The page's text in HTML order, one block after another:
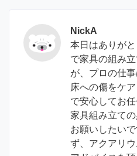
NickA
本日はありが
で家具の組み
が、プロの仕
床への傷をケ
で安心してお
家具組み立て
お願いしたい
ず、アクアリ